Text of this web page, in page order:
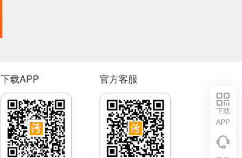
下载APP 官方客服
下载
APP